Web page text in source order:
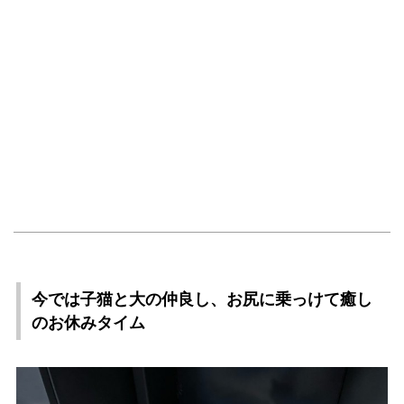
今では子猫と大の仲良し、お尻に乗っけて癒し
のお休みタイム